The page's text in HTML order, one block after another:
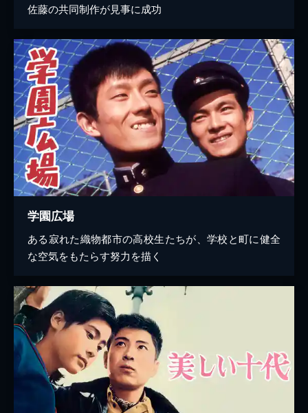
佐藤の共同制作が見事に成功
学園広場
ある寂れた織物都市の高校生たちが、学校と町に健全
な空気をもたらす努力を描く